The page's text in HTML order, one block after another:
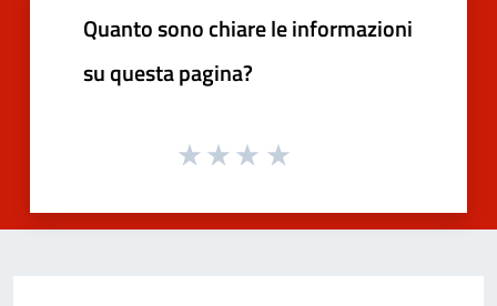
Quanto sono chiare le informazioni
su questa pagina?